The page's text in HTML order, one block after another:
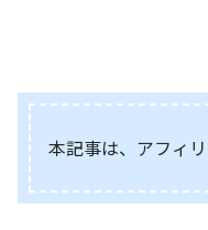
本記事は、アフィ